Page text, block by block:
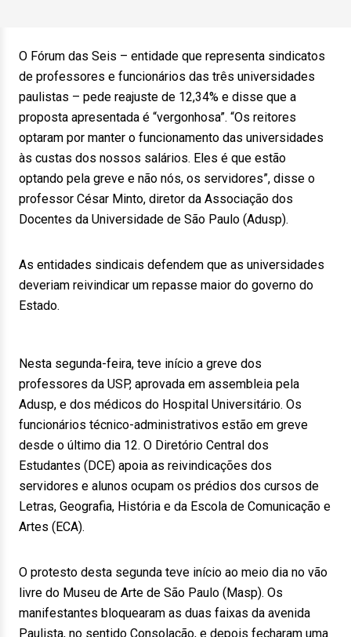
O Fórum das Seis – entidade que representa sindicatos
de professores e funcionários das três universidades
paulistas – pede reajuste de 12,34% e disse que a
proposta apresentada é “vergonhosa”. “Os reitores
optaram por manter o funcionamento das universidades
às custas dos nossos salários. Eles é que estão
optando pela greve e não nós, os servidores”, disse o
professor César Minto, diretor da Associação dos
Docentes da Universidade de São Paulo (Adusp).
As entidades sindicais defendem que as universidades
deveriam reivindicar um repasse maior do governo do
Estado.
Nesta segunda-feira, teve início a greve dos
professores da USP, aprovada em assembleia pela
Adusp, e dos médicos do Hospital Universitário. Os
funcionários técnico-administrativos estão em greve
desde o último dia 12. O Diretório Central dos
Estudantes (DCE) apoia as reivindicações dos
servidores e alunos ocupam os prédios dos cursos de
Letras, Geografia, História e da Escola de Comunicação e
Artes (ECA).
O protesto desta segunda teve início ao meio dia no vão
livre do Museu de Arte de São Paulo (Masp). Os
manifestantes bloquearam as duas faixas da avenida
Paulista, no sentido Consolação, e depois fecharam uma